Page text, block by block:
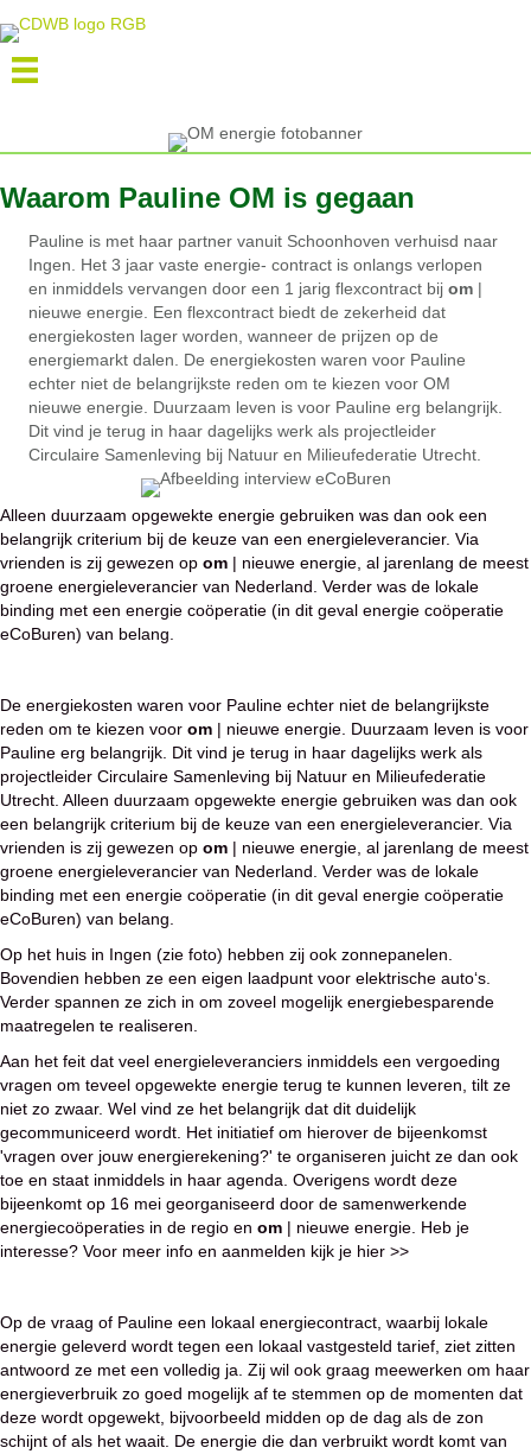
Waarom Pauline OM is gegaan
Pauline is met haar partner vanuit Schoonhoven verhuisd naar
Ingen. Het 3 jaar vaste energie- contract is onlangs verlopen
en inmiddels vervangen door een 1 jarig flexcontract bij om |
nieuwe energie. Een flexcontract biedt de zekerheid dat
energiekosten lager worden, wanneer de prijzen op de
energiemarkt dalen. De energiekosten waren voor Pauline
echter niet de belangrijkste reden om te kiezen voor OM
nieuwe energie. Duurzaam leven is voor Pauline erg belangrijk.
Dit vind je terug in haar dagelijks werk als projectleider
Circulaire Samenleving bij Natuur en Milieufederatie Utrecht.
Alleen duurzaam opgewekte energie gebruiken was dan ook een
belangrijk criterium bij de keuze van een energieleverancier. Via
vrienden is zij gewezen op om | nieuwe energie, al jarenlang de meest
groene energieleverancier van Nederland. Verder was de lokale
binding met een energie coöperatie (in dit geval energie coöperatie
eCoBuren) van belang.
De energiekosten waren voor Pauline echter niet de belangrijkste
reden om te kiezen voor om | nieuwe energie. Duurzaam leven is voor
Pauline erg belangrijk. Dit vind je terug in haar dagelijks werk als
projectleider Circulaire Samenleving bij Natuur en Milieufederatie
Utrecht. Alleen duurzaam opgewekte energie gebruiken was dan ook
een belangrijk criterium bij de keuze van een energieleverancier. Via
vrienden is zij gewezen op om | nieuwe energie, al jarenlang de meest
groene energieleverancier van Nederland. Verder was de lokale
binding met een energie coöperatie (in dit geval energie coöperatie
eCoBuren) van belang.
Op het huis in Ingen (zie foto) hebben zij ook zonnepanelen.
Bovendien hebben ze een eigen laadpunt voor elektrische auto‘s.
Verder spannen ze zich in om zoveel mogelijk energiebesparende
maatregelen te realiseren.
Aan het feit dat veel energieleveranciers inmiddels een vergoeding
vragen om teveel opgewekte energie terug te kunnen leveren, tilt ze
niet zo zwaar. Wel vind ze het belangrijk dat dit duidelijk
gecommuniceerd wordt. Het initiatief om hierover de bijeenkomst
'vragen over jouw energierekening?' te organiseren juicht ze dan ook
toe en staat inmiddels in haar agenda. Overigens wordt deze
bijeenkomt op 16 mei georganiseerd door de samenwerkende
energiecoöperaties in de regio en om | nieuwe energie. Heb je
interesse? Voor meer info en aanmelden kijk je hier >>
Op de vraag of Pauline een lokaal energiecontract, waarbij lokale
energie geleverd wordt tegen een lokaal vastgesteld tarief, ziet zitten
antwoord ze met een volledig ja. Zij wil ook graag meewerken om haar
energieverbruik zo goed mogelijk af te stemmen op de momenten dat
deze wordt opgewekt, bijvoorbeeld midden op de dag als de zon
schijnt of als het waait. De energie die dan verbruikt wordt komt van